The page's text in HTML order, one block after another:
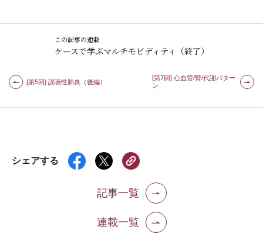
この記事の連載
ケースで学ぶマルチモビディティ（終了）
[第5回] 誤嚥性肺炎（後編）
[第7回] 心血管/腎/代謝パター
ン
シェアする
記事一覧
連載一覧